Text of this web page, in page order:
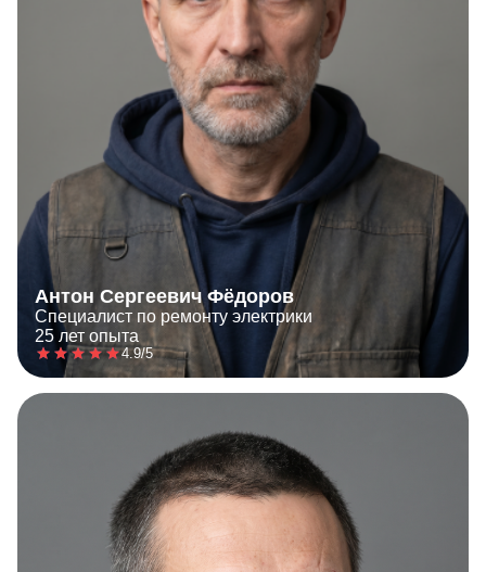
Антон Сергеевич Фёдоров
Специалист по ремонту электрики
25 лет опыта
4.9/5